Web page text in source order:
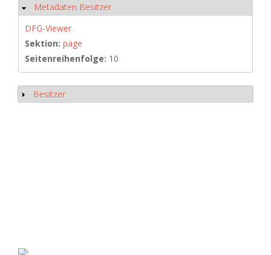
Hide
Metadaten Besitzer
DFG-Viewer
Sektion: page
Seitenreihenfolge: 10
Show
Besitzer